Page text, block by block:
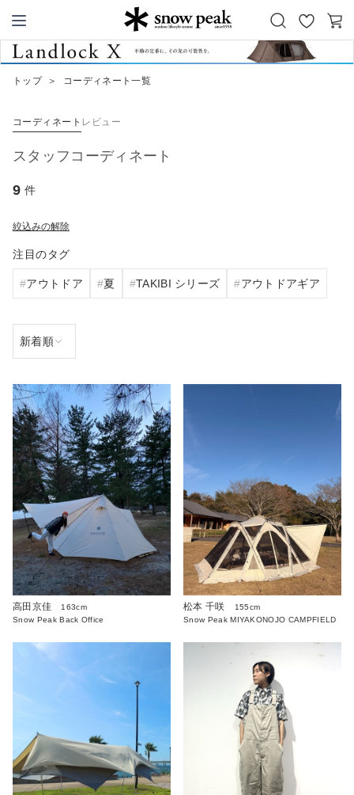
Snow Peak
お
気
カ
トップ ＞ コーディネート一覧
コーディネート レビュー
スタッフコーディネート
9 件
絞込みの解除
注目のタグ
アウトドア 夏 TAKIBI シリーズ アウトドアギア
高田京佳
163cm
Snow Peak Back Office
松本 千咲
155cm
Snow Peak MIYAKONOJO CAMPFIELD